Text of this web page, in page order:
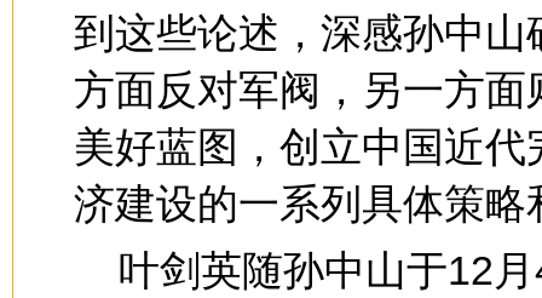
到这些论述，深感孙中
方面反对军阀，另一方
美好蓝图，创立中国近
济建设的一系列具体策略
叶剑英随孙中山于12